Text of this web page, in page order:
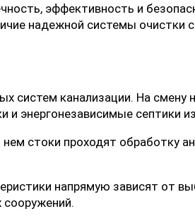
эффективность и
надежной системы очистки
систем канализации. На
и энергонезависимые септики
стоки проходят обработку
напрямую зависят от